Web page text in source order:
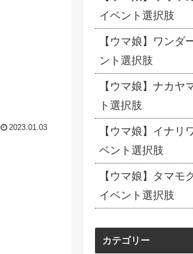
2023.01.03
イベント選択肢
【ウマ娘】ワンダ
ント選択肢
【ウマ娘】ナカヤ
ト選択肢
【ウマ娘】イナリ
ベント選択肢
【ウマ娘】タマモ
イベント選択肢
カテゴリー